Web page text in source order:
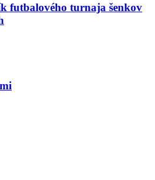
futbalového turnaja šenkov